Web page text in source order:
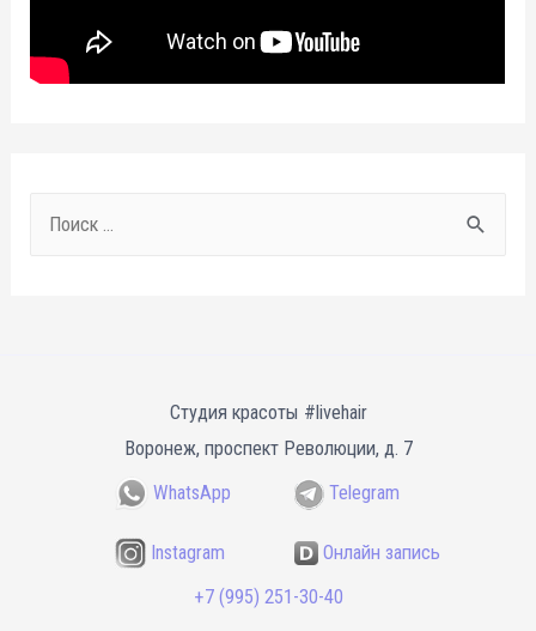
Студия красоты #livehair
Воронеж, проспект Революции, д. 7
WhatsApp
Telegram
Instagram
Онлайн запись
+7 (995) 251-30-40